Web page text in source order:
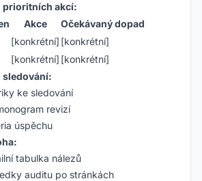
prioritních akcí:
Akce
Očekávaný dopad
[konkrétní] [konkrétní]
[konkrétní] [konkrétní]
sledování:
ke sledování
revizí
úspěchu
tabulka nálezů
auditu po stránkách